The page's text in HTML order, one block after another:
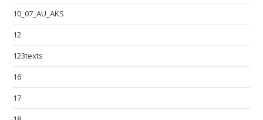
10_07_AU_AKS
12
123texts
16
17